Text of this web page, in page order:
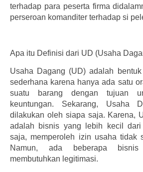
terhadap para peserta firma
perseroan komanditer terhadap si
Apa itu Definisi dari UD (Usaha
Usaha Dagang (UD) adalah
sederhana karena hanya ada satu
suatu barang dengan tujuan
keuntungan. Sekarang, Usaha
dilakukan oleh siapa saja. Karena,
adalah bisnis yang lebih kecil dari
saja, memperoleh izin usaha tidak
Namun, ada beberapa
membutuhkan legitimasi.